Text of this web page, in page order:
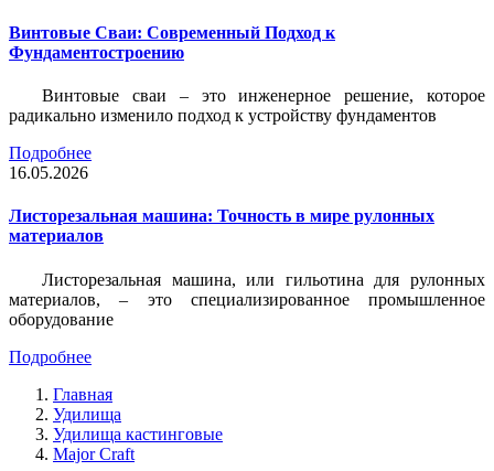
Винтовые Сваи: Современный Подход к
Фундаментостроению
Винтовые сваи – это инженерное решение, которое
радикально изменило подход к устройству фундаментов
Подробнее
16.05.2026
Листорезальная машина: Точность в мире рулонных
материалов
Листорезальная машина, или гильотина для рулонных
материалов, – это специализированное промышленное
оборудование
Подробнее
Главная
Удилища
Удилища кастинговые
Major Craft